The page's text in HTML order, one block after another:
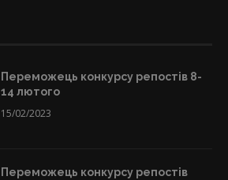
Переможець конкурсу репостів 8-
14 лютого
15/02/2023
Переможець конкурсу репостів